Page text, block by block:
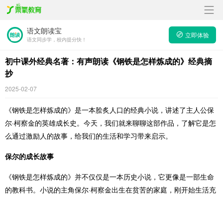
语文朗读宝
语文同步学，校内提分快！
立即体验
初中课外经典名著：有声朗读《钢铁是怎样炼成的》经典摘
抄
2025-02-07
《钢铁是怎样炼成的》是一本脍炙人口的经典小说，讲述了主人公保
尔·柯察金的英雄成长史。今天，我们就来聊聊这部作品，了解它是怎
么通过激励人的故事，给我们的生活和学习带来启示。
保尔的成长故事
《钢铁是怎样炼成的》并不仅仅是一本历史小说，它更像是一部生命
的教科书。小说的主角保尔·柯察金出生在贫苦的家庭，刚开始生活充